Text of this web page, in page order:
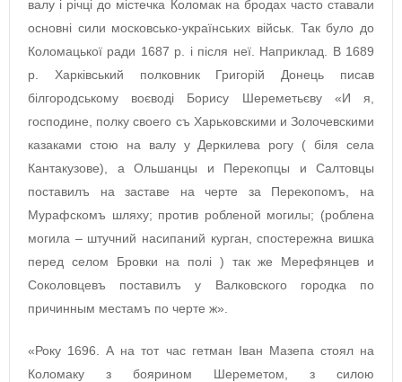
валу і річці до містечка Коломак на бродах часто ставали
основні сили московсько-українських військ. Так було до
Коломацької ради 1687 р. і після неї. Наприклад. В 1689
р. Харківський полковник Григорій Донець писав
білгородському воєводі Борису Шереметьєву «И я,
господине, полку своего съ Харьковскими и Золочевскими
казаками стою на валу у Деркилева рогу ( біля села
Кантакузове), а Ольшанцы и Перекопцы и Салтовцы
поставилъ на заставе на черте за Перекопомъ, на
Мурафскомъ шляху; против робленой могилы; (роблена
могила – штучний насипаний курган, спостережна вишка
перед селом Бровки на полі ) так же Мерефянцев и
Соколовцевъ поставилъ у Валковского городка по
причинным местамъ по черте ж».
«Року 1696. А на тот час гетман Іван Мазепа стоял на
Коломаку з боярином Шереметом, з силою